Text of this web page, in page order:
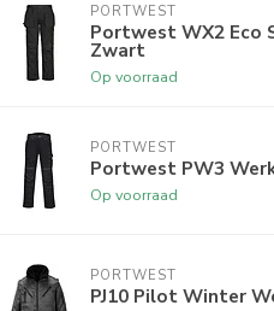
PORTWEST
Portwest WX2 Eco
Zwart
Op voorraad
PORTWEST
Portwest PW3
Op voorraad
PORTWEST
PJ10 Pilot Winter